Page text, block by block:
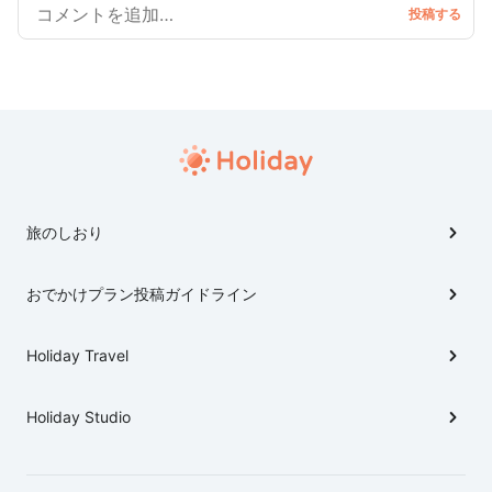
旅のしおり
おでかけプラン投稿ガイドライン
Holiday Travel
Holiday Studio